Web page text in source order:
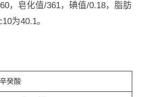
，皂化值/361，碘值/0.18，脂肪
为40.1。
辛癸酸